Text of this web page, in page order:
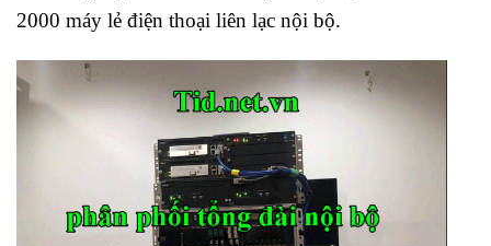
2000 máy lẻ điện thoại liên lạc nội bộ.